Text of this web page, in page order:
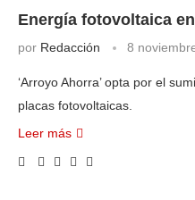
Energía fotovoltaica
por Redacción 8
‘Arroyo Ahorra’ opta por el
placas fotovoltaicas.
Leer más